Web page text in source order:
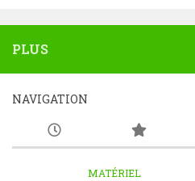
PLUS
NAVIGATION
MATÉRIEL